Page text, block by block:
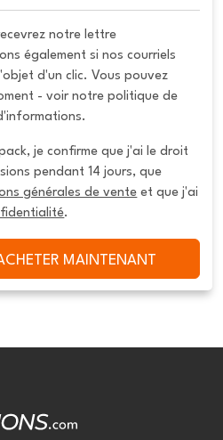
notre lettre
également si nos courriels
d'un clic. Vous pouvez
- voir notre politique de
je confirme que j'ai le droit
pendant 14 jours, que
générales de vente et que j'ai
.
MAINTENANT